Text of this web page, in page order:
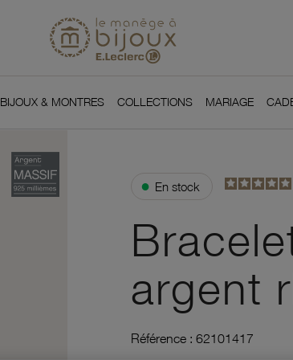
BIJOUX & MONTRES COLLECTIONS MARIAGE
● En stock
argent
Référence : 62101417